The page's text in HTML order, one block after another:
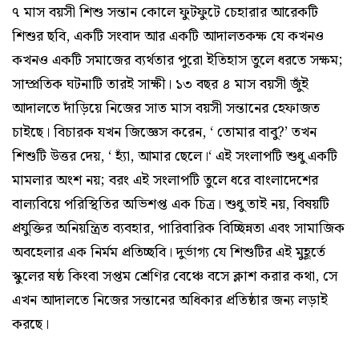
৭ মাস বয়সী শিশু সন্তান কোলে ফুটফুটে চেহারার আরেকটি
শিশুর ছবি, একটি সংবাদ আর একটি আদালতকক্ষ যে কখনও
কখনও একটি সমাজের ব্যর্থতার পুরো ইতিহাস তুলে ধরতে সক্ষম;
সাম্প্রতিক ঘটনাটি তারই সাক্ষী। ১৩ বছর ৪ মাস বয়সী জুঁই
আদালতে দাঁড়িয়ে নিজের সাত মাস বয়সী সন্তানের হেফাজত
চাইছে। বিচারক যখন জিজ্ঞেস করেন, ‘ তোমার বাবু?’ তখন
শিশুটি উত্তর দেয়, ‘ হ্যাঁ, আমার ছেলে।‘ এই সংলাপটি শুধু একটি
মামলার অংশ নয়; বরং এই সংলাপটি তুলে ধরে বাংলাদেশের
বাল্যবিয়ে পরিস্থিতির অভিশপ্ত এক চিত্র। শুধু তাই নয়, বিষয়টি
প্রযুক্তির অনিয়ন্ত্রিত ব্যবহার, পারিবারিক বিচ্ছিন্নতা এবং সামাজিক
অবহেলার এক নির্মম প্রতিচ্ছবি। দুর্ভাগ্য যে শিশুটির এই মুহূর্তে
স্কুলের ষষ্ঠ কিংবা সপ্তম শ্রেণির বেঞ্চে বসে ক্লাশ করার কথা, সে
এখন আদালতে নিজের সন্তানের অধিকার প্রতিষ্ঠার জন্য লড়াই
করছে।